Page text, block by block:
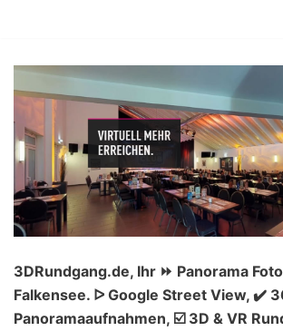
Inhalt
springen
3DRundgang.de, Ihr ⏩ Panorama
Falkensee. ᐅ Google Street View, ✔️
Panoramaaufnahmen, ☑️ 3D & VR